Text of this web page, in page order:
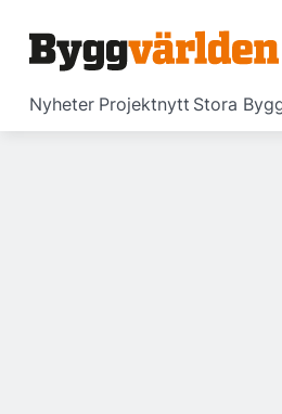
Nyheter Projektnytt Stora